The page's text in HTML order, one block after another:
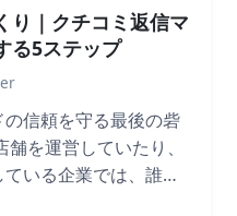
り｜クチコミ返信マ
る5ステップ
信頼を守る最後の砦
を運営していたり、
いる企業では、誰が